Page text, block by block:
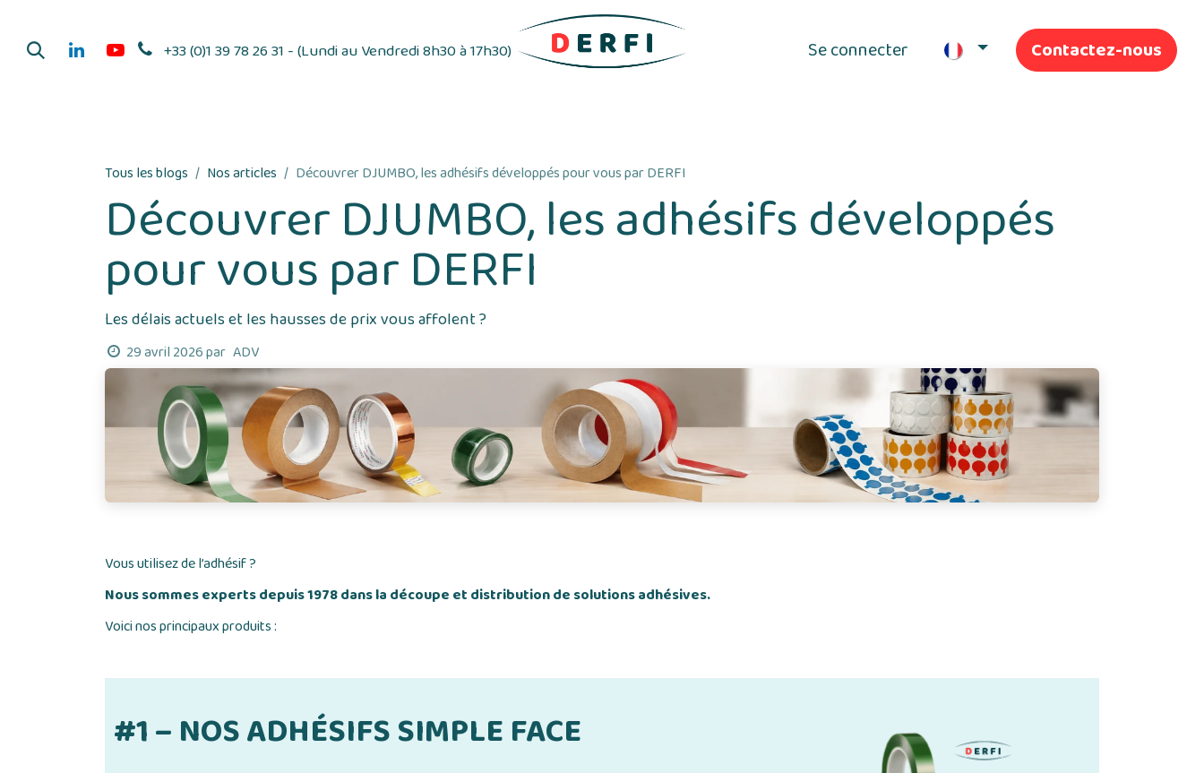
+33 (0)1 39 78 26 31 - (Lundi au Vendredi 8h30 à 17h30) Se connecter Contactez-nous
Tous les blogs Nos articles Découvrer DJUMBO, les adhésifs développés pour vous par DERFI
Découvrer DJUMBO, les adhésifs développés
pour vous par DERFI
Les délais actuels et les hausses de prix vous affolent ?
29 avril 2026par ADV
Vous utilisez de l’adhésif ?
Nous sommes experts depuis 1978 dans la découpe et distribution de solutions adhésives.
Voici nos principaux produits :
#1 – NOS ADHÉSIFS SIMPLE FACE